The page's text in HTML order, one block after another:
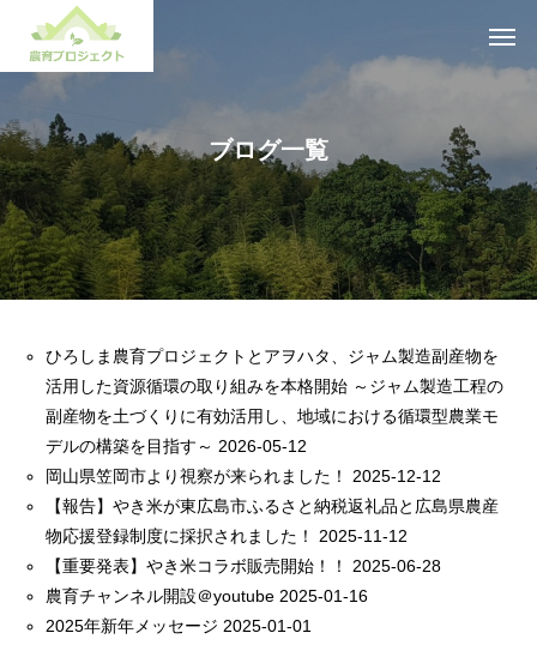
ブログ一覧
ひろしま農育プロジェクトとアヲハタ、ジャム製造副産物を
活用した資源循環の取り組みを本格開始 ～ジャム製造工程の
副産物を土づくりに有効活用し、地域における循環型農業モ
デルの構築を目指す～ 2026-05-12
岡山県笠岡市より視察が来られました！
2025-12-12
【報告】やき米が東広島市ふるさと納税返礼品と広島県農産
物応援登録制度に採択されました！
2025-11-12
【重要発表】やき米コラボ販売開始！！
2025-06-28
農育チャンネル開設＠youtube 2025-01-16
2025年新年メッセージ 2025-01-01